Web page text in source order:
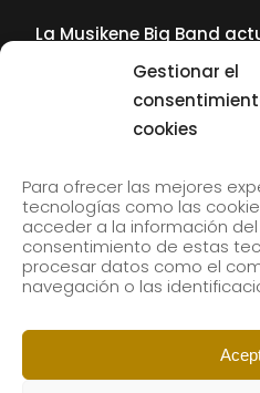
Gestionar el
cookies
Para ofrecer las mejores
tecnologías como las
acceder a la información del
consentimiento de estas
procesar datos como el
navegación o las
La Musikene Big Band
Tolliver en el 61 Jazzaldia
Subscribe to our
email.